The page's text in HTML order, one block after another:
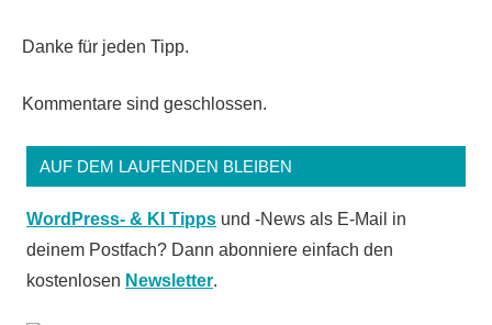
Danke für jeden Tipp.
Kommentare sind geschlossen.
AUF DEM LAUFENDEN BLEIBEN
WordPress- & KI Tipps und -News als E-Mail in
deinem Postfach? Dann abonniere einfach den
kostenlosen Newsletter.